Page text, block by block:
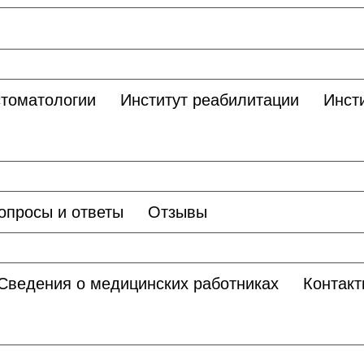
Институт реабилитации
и ответы Отзывы
о медицинских работниках